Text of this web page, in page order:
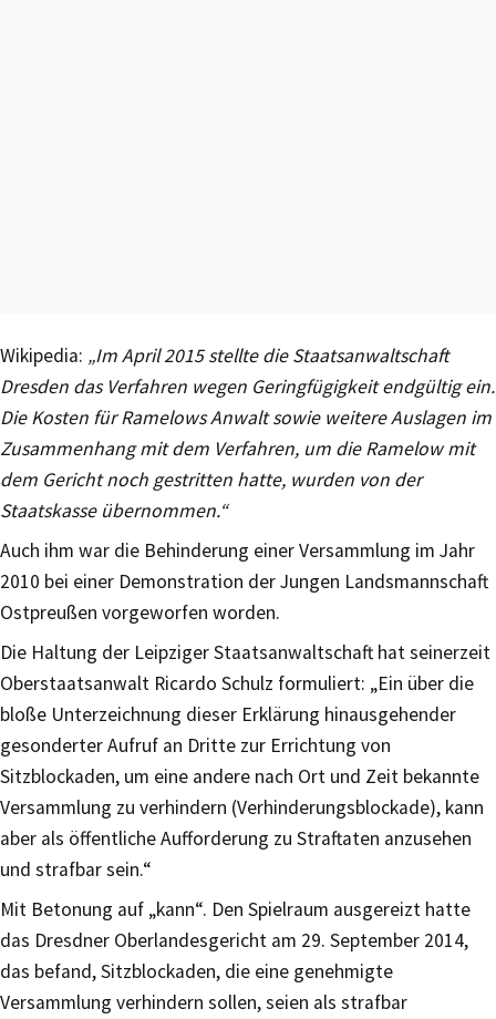
Wikipedia: „Im April 2015 stellte die Staatsanwaltschaft
Dresden das Verfahren wegen Geringfügigkeit endgültig ein.
Die Kosten für Ramelows Anwalt sowie weitere Auslagen im
Zusammenhang mit dem Verfahren, um die Ramelow mit
dem Gericht noch gestritten hatte, wurden von der
Staatskasse übernommen.“
Auch ihm war die Behinderung einer Versammlung im Jahr
2010 bei einer Demonstration der Jungen Landsmannschaft
Ostpreußen vorgeworfen worden.
Die Haltung der Leipziger Staatsanwaltschaft hat seinerzeit
Oberstaatsanwalt Ricardo Schulz formuliert: „Ein über die
bloße Unterzeichnung dieser Erklärung hinausgehender
gesonderter Aufruf an Dritte zur Errichtung von
Sitzblockaden, um eine andere nach Ort und Zeit bekannte
Versammlung zu verhindern (Verhinderungsblockade), kann
aber als öffentliche Aufforderung zu Straftaten anzusehen
und strafbar sein.“
Mit Betonung auf „kann“. Den Spielraum ausgereizt hatte
das Dresdner Oberlandesgericht am 29. September 2014,
das befand, Sitzblockaden, die eine genehmigte
Versammlung verhindern sollen, seien als strafbar